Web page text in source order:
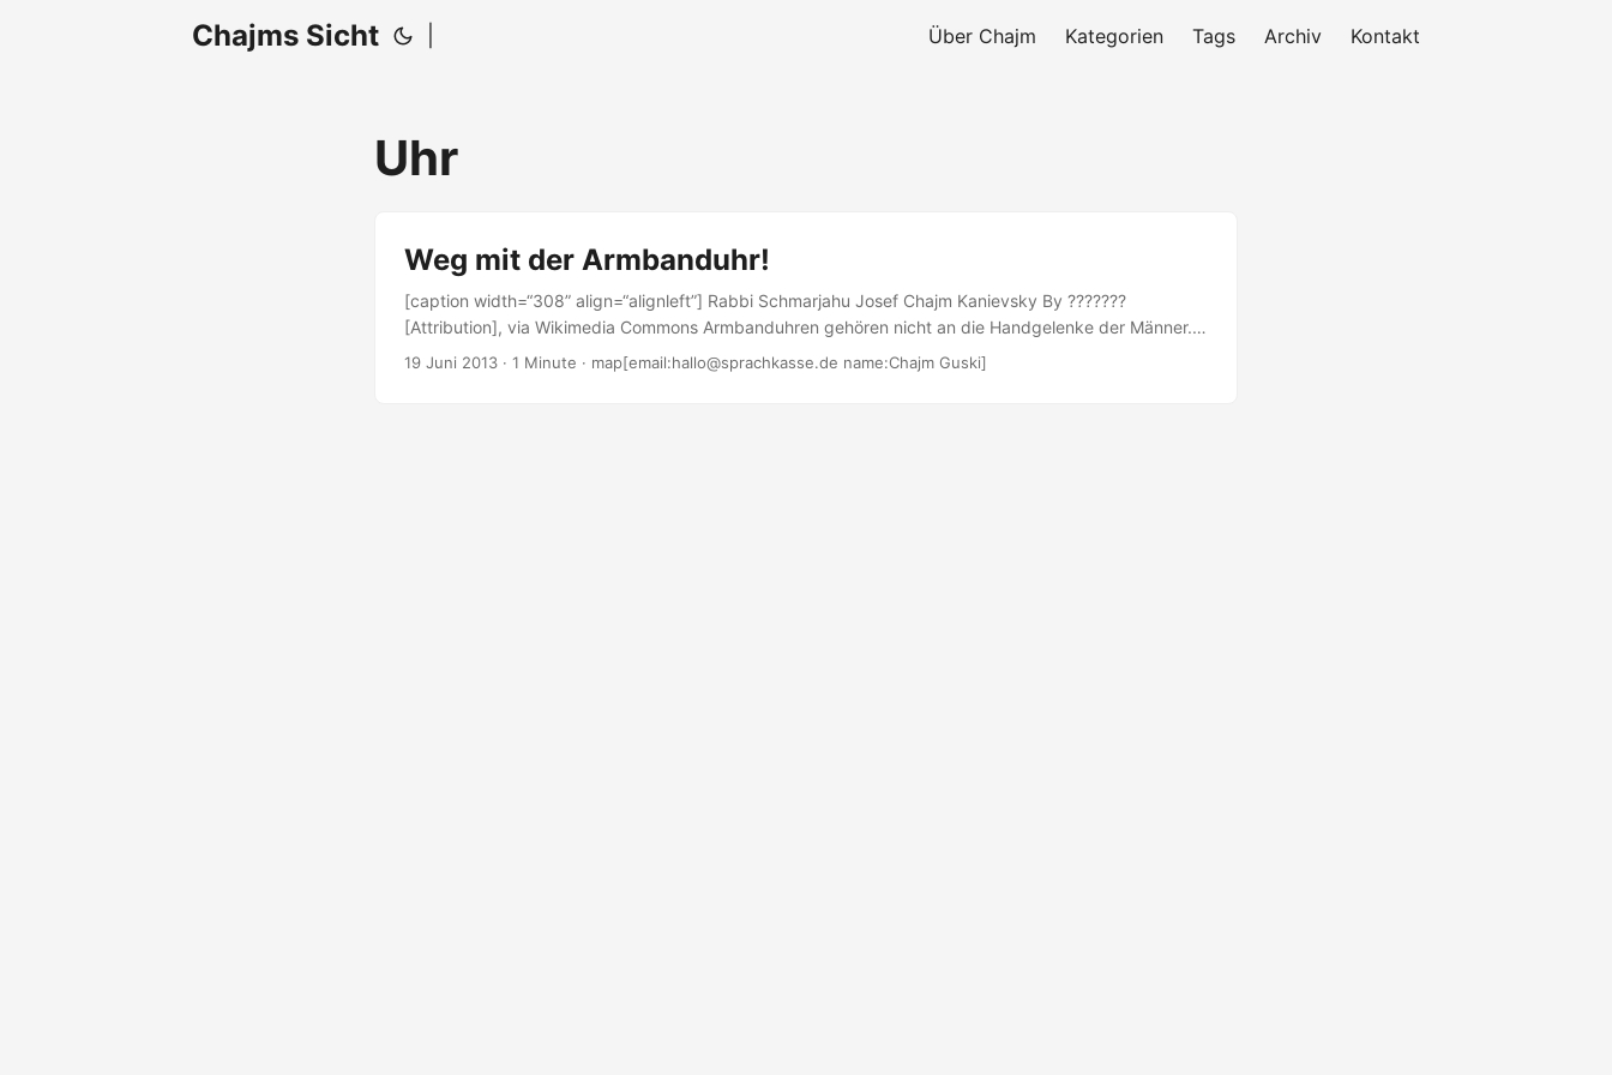
Chajms Sicht Über Chajm Kategorien Tags Archiv Kontakt
Uhr
Weg mit der Armbanduhr!
[caption width=“308” align=“alignleft”] Rabbi Schmarjahu Josef Chajm Kanievsky By ???????
[Attribution], via Wikimedia Commons Armbanduhren gehören nicht an die Handgelenke der Männer.
Vielleicht oder eventuell jedenfalls. Rabbiner Kanievsky hat eine gewisse Autorität für halachische
19 Juni 2013 · 1 Minute · map[email:hallo@sprachkasse.de name:Chajm Guski]